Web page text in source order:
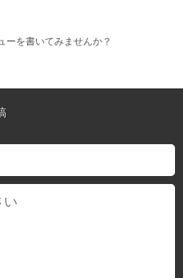
ーを書いてみませんか？